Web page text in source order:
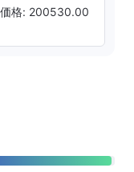
格: 200530.00